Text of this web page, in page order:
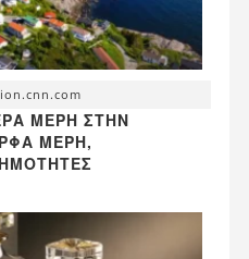
ΜΈΡΗ ΣΤΗΝ
ΜΈΡΗ,